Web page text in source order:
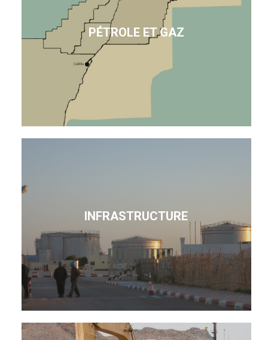
PÉTROLE ET GAZ
INFRASTRUCTURE